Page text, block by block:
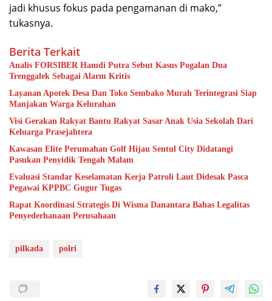
jadi khusus fokus pada pengamanan di mako,”
tukasnya.
Berita Terkait
Analis FORSIBER Hamdi Putra Sebut Kasus Pogalan Dua
Trenggalek Sebagai Alarm Kritis
Layanan Apotek Desa Dan Toko Sembako Murah Terintegrasi Siap
Manjakan Warga Kelurahan
Visi Gerakan Rakyat Bantu Rakyat Sasar Anak Usia Sekolah Dari
Keluarga Prasejahtera
Kawasan Elite Perumahan Golf Hijau Sentul City Didatangi
Pasukan Penyidik Tengah Malam
Evaluasi Standar Keselamatan Kerja Patroli Laut Didesak Pasca
Pegawai KPPBC Gugur Tugas
Rapat Koordinasi Strategis Di Wisma Danantara Bahas Legalitas
Penyederhanaan Perusahaan
pilkada polri